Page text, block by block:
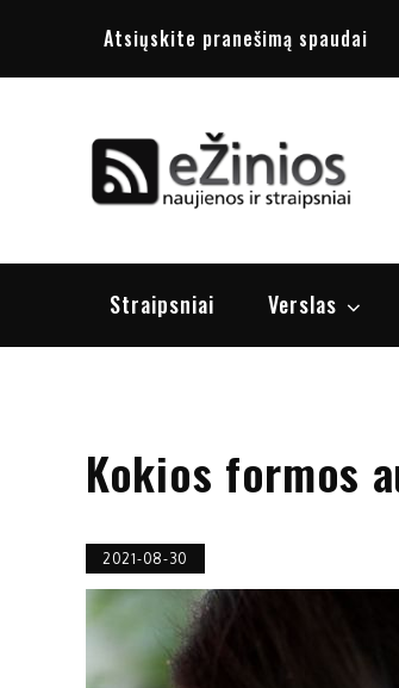
Atsiųskite pranešimą spaudai
Straipsniai Verslas
Kokios formos
2021-08-30